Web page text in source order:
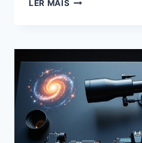
LER MAIS
FOTOGRAFAR
GALÁXIAS
DISTANTES